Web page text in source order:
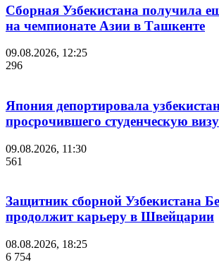
Сборная Узбекистана получила
на чемпионате Азии в Ташкенте
09.08.2026, 12:25
296
Япония депортировала
просрочившего студенческую визу
09.08.2026, 11:30
561
Защитник сборной Узбекистана
продолжит карьеру в Швейцарии
08.08.2026, 18:25
6 754